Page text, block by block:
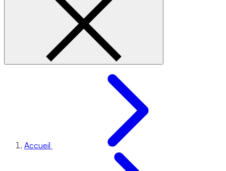
Accueil